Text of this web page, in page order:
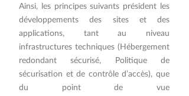
Ainsi, les principes suivants président les
développements des sites et des
applications, tant au niveau
infrastructures techniques (Hébergement
redondant sécurisé, Politique de
sécurisation et de contrôle d’accès), que
du point de vue